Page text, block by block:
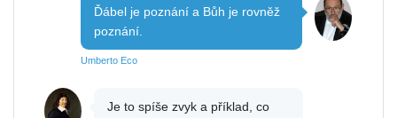
Ďábel je poznání a Bůh je rovněž
poznání.
Umberto Eco
Je to spíše zvyk a příklad, co